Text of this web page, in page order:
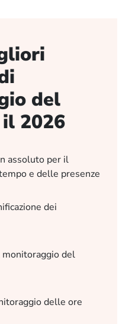
del
2026
assoluto per il
e delle presenze
dei
monitoraggio del
delle ore